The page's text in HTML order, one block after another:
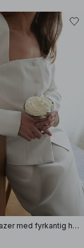
Åtsittande blazer med fyrkantig hals